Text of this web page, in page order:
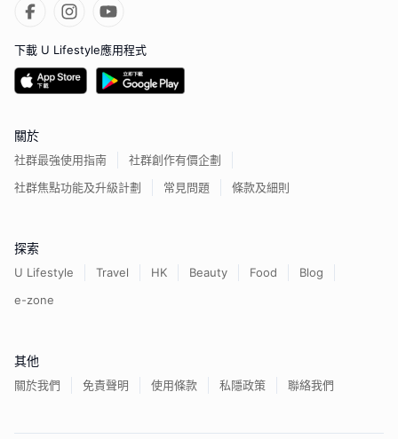
下載 U Lifestyle應用程式
關於
社群最強使用指南
社群創作有價企劃
社群焦點功能及升級計劃
常見問題 條款及細則
探索
U Lifestyle Travel HK Beauty Food
Blog
e-zone
其他
關於我們 免責聲明 使用條款 私隱政策 聯絡我們